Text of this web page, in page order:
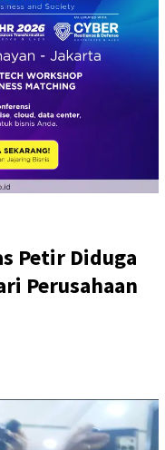
Petir Diduga
Perusahaan